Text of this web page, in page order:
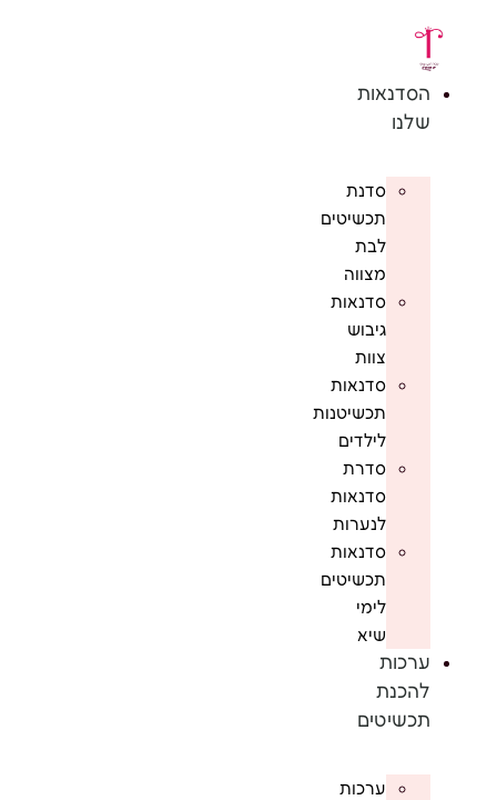
הסדנאות
שלנו
סדנת
תכשיטים
לבת
מצווה
סדנאות
גיבוש
צוות
סדנאות
תכשיטנות
לילדים
סדרת
סדנאות
לנערות
סדנאות
תכשיטים
לימי
שיא
ערכות
להכנת
תכשיטים
ערכות